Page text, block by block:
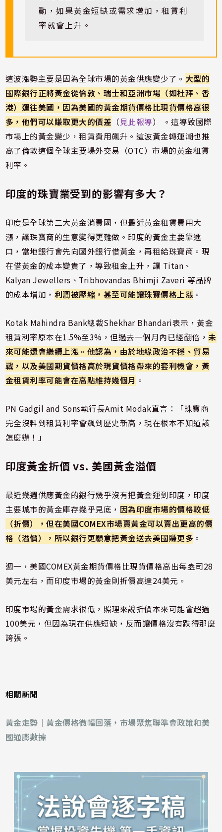
動，如果黃金短缺或需求增加，租賃利
率就會上升。
這波漲勢主要是因為全球市場的黃金供應變少了。 大型的
國際銀行正將黃金從倫敦、瑞士和亞洲市場（如杜拜、香
港）運往美國，因為美國的黃金期貨價格比現貨價格高很
多，他們可以賺取更大的價差 （ 見此報導） 。這導致國際
市場上的黃金變少，租賃費用飆升。這波黃金轉運潮也推
高了倫敦這個全球主要場外交易（OTC）市場的黃金租賃
利率。
印度的珠寶業受到的影響有多大？
印度是全球第二大黃金消費國，但最近黃金租賃費用大
漲，讓珠寶商的生意變得更難做。印度的黃金主要靠進
口，當地銀行會先向國外銀行借黃金，再租給珠寶商。現
在借黃金的成本變貴了，導致租金上升，讓 Titan、
Kalyan Jewellers、Tribhovandas Bhimji Zaveri 等品牌
的成本增加， 利潤被壓縮，甚至可能讓珠寶價格上漲 。
Kotak Mahindra Bank總裁Shekhar Bhandari表示，黃金
租賃利率原本在1.5%至3%，但過去一個月內已經翻倍， 未
來可能還會繼續上漲。他認為，由於地緣政治不穩、貿易
戰，以及美國期貨價格高於現貨價格帶來的套利機會，黃
金租賃利率可能會在高點維持幾個月 。
PN Gadgil and Sons執行長Amit Modak直言：「珠寶商
完全沒料到租賃利率會飆到歷史新高，現在根本不知道該
怎麼辦！」
印度黃金折價 vs. 美國黃金溢價
最近幾週供應黃金的銀行幾乎沒有把黃金運到印度，印度
主要城市的黃金庫存幾乎見底， 因為印度市場的價格較低
（折價），但在美國COMEX市場賣黃金可以賣出更高的價
格（溢價），所以銀行更願意把黃金送去美國賺更多 。
週一，美國COMEX黃金期貨價格比現貨價格高出每盎司28
美元左右，而印度市場的黃金則折價高達24美元。
印度市場的黃金需求很低，照理來說折價本來可能會超過
100美元，但因為現在供應短缺，反而讓價格沒有跌得那麼
誇張。
相關新聞
黃金走勢｜黃金價格微幅回落，市場聚焦聯準會政策和美
國通膨數據